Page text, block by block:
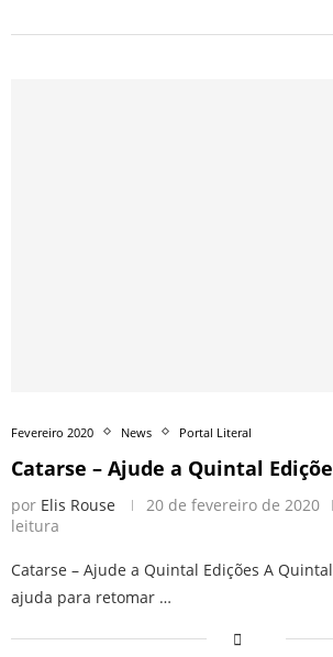
Fevereiro 2020 News Portal Literal
Catarse – Ajude a Quintal
por Elis Rouse 20 de fevereiro de 2020
leitura
Catarse – Ajude a Quintal Edições A
ajuda para retomar …